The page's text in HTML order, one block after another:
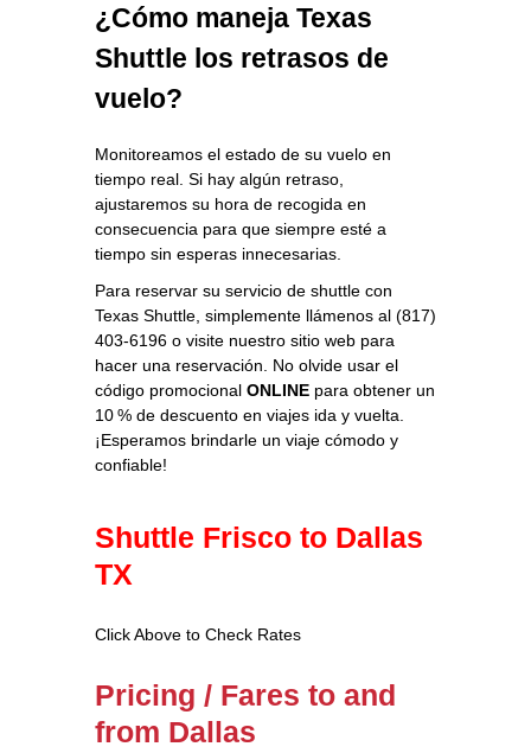
¿Cómo maneja Texas
Shuttle los retrasos de
vuelo?
Monitoreamos el estado de su vuelo en
tiempo real. Si hay algún retraso,
ajustaremos su hora de recogida en
consecuencia para que siempre esté a
tiempo sin esperas innecesarias.
Para reservar su servicio de shuttle con
Texas Shuttle, simplemente llámenos al (817)
403-6196 o visite nuestro sitio web para
hacer una reservación. No olvide usar el
código promocional ONLINE para obtener un
10 % de descuento en viajes ida y vuelta.
¡Esperamos brindarle un viaje cómodo y
confiable!
Shuttle Frisco to Dallas
TX
Click Above to Check Rates
Pricing / Fares to and
from Dallas